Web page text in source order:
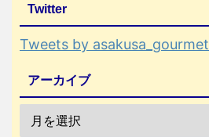
Twitter
Tweets by asakusa_gourmet
アーカイブ